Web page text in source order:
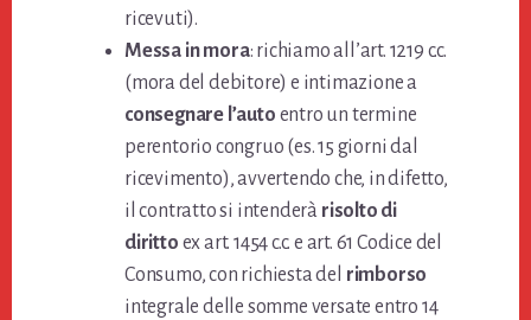
ricevuti).
Messa in mora: richiamo all’art. 1219 c.c.
(mora del debitore) e intimazione a
consegnare l’auto entro un termine
perentorio congruo (es. 15 giorni dal
ricevimento), avvertendo che, in difetto,
il contratto si intenderà risolto di
diritto ex art. 1454 c.c. e art. 61 Codice del
Consumo, con richiesta del rimborso
integrale delle somme versate entro 14